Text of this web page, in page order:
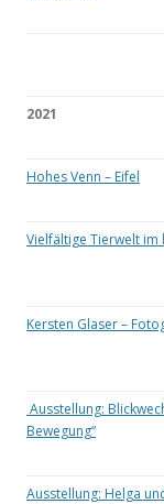
2021
Hohes Venn – Eifel
Vielfältige Tierwelt im
Kersten Glaser –
Ausstellung:
Bewegung“
Ausstellung: Helga